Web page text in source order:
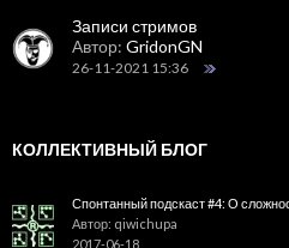
Записи стримов
Автор: GridonGN
26-11-2021 15:36
КОЛЛЕКТИВНЫЙ БЛОГ
Спонтанный подскаст #4: О
Автор: qiwichupa
2017-06-18